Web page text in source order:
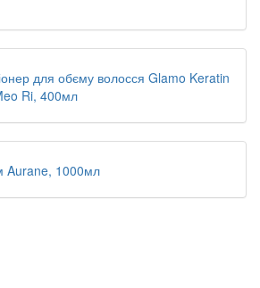
для обєму волосся Glamo Keratin
Ri, 400мл
Aurane, 1000мл